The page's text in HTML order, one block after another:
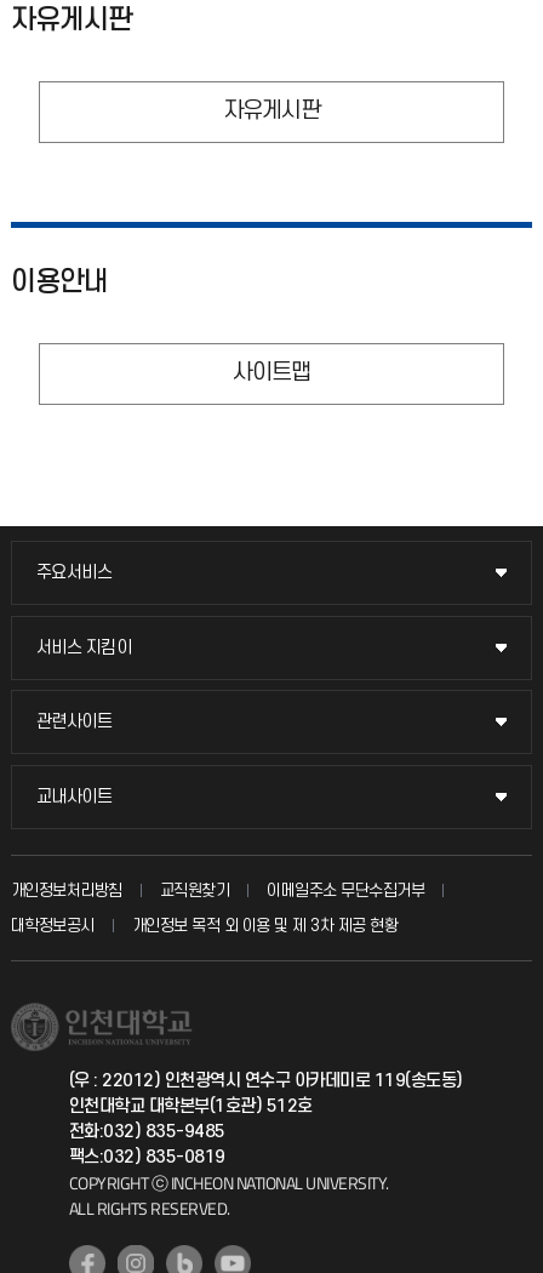
자유게시판
자유게시판
이용안내
사이트맵
주요서비스
주요서비스
교무회의방송
입학안내
취업정보(학생)
서비스 지킴이
서비스 지킴이
묻고 답하기
칭찬마당
학생서비스 지킴이
관련사이트
관련사이트
국방헬프콜
총동문회
교내사이트
교내사이트
교수회
교육혁신본부
국제지원과
공자아카데미
기초교육원
개인정보처리방침 교직원찾기
이메일주소 무단수집거부
대학정보공시
개인정보 목적 외 이용 및 제 3차 제공 현황
(우 : 22012) 인천광역시 연수구 아카데미로 119(송도동)
인천대학교 대학본부(1호관) 512호
전화:032) 835-9485
팩스:032) 835-0819
COPYRIGHT ⓒ INCHEON NATIONAL UNIVERSITY.
ALL RIGHTS RESERVED.